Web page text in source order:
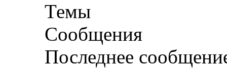
Темы
Сообщения
Последнее